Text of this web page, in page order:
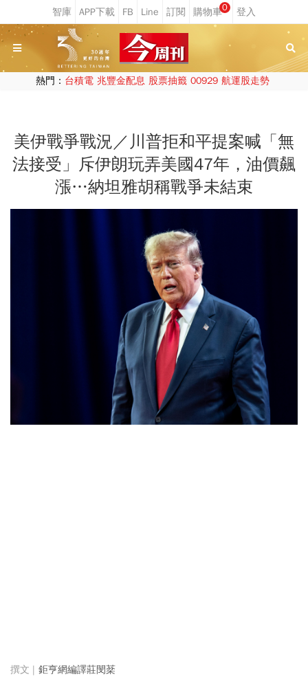
0
熱門： 台積電 兆豐金配息 股票抽籤 00929 航運股走勢
美伊戰爭戰況／川普拒和平提案喊「無
法接受」斥伊朗玩弄美國47年，油價飆
漲…納坦雅胡稱戰爭未結束
鉅亨網編譯莊閔棻